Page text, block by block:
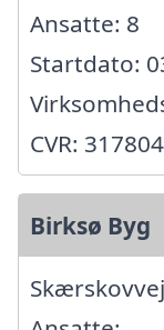
Ansatte: 8
Startdato:
CVR:
Birksø Byg